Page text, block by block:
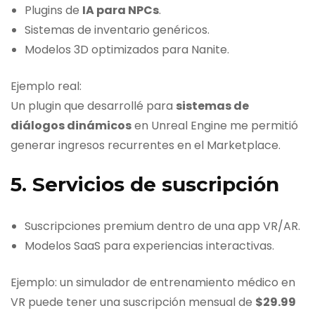
Plugins de IA para NPCs.
Sistemas de inventario genéricos.
Modelos 3D optimizados para Nanite.
Ejemplo real:
Un plugin que desarrollé para sistemas de
diálogos dinámicosen Unreal Engine me permitió
generar ingresos recurrentes en el Marketplace.
5. Servicios de suscripción
Suscripciones premium dentro de una app VR/AR.
Modelos SaaS para experiencias interactivas.
Ejemplo: un simulador de entrenamiento médico en
VR puede tener una suscripción mensual de $29.99